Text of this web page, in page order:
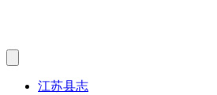
江苏县志